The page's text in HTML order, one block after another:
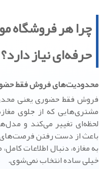
چرا هر فروشگاه
حرفه‌ای نیاز دارد؟
محدودیت‌های فروش فقط
فروش فقط حضوری یعنی
مشتری‌هایی که از جلوی
لحظه‌ای تغییر می‌کند و
باعث از دست رفتن
به مغازه، دنبال اطلاعات
خیلی ساده انتخاب نمی‌شوی.